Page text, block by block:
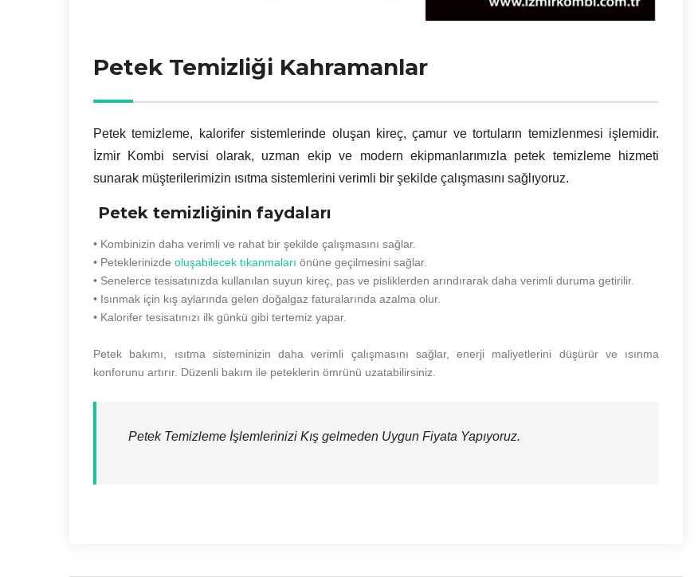
Petek Temizliği Kahramanlar
Petek temizleme, kalorifer sistemlerinde oluşan kireç, çamur ve tortuların temizlenmesi işlemidir.
İzmir Kombi servisi olarak, uzman ekip ve modern ekipmanlarımızla petek temizleme hizmeti
sunarak müşterilerimizin ısıtma sistemlerini verimli bir şekilde çalışmasını sağlıyoruz.
Petek temizliğinin faydaları
• Kombinizin daha verimli ve rahat bir şekilde çalışmasını sağlar.
• Peteklerinizde oluşabilecek tıkanmaları önüne geçilmesini sağlar.
• Senelerce tesisatınızda kullanılan suyun kireç, pas ve pisliklerden arındırarak daha verimli duruma getirilir.
• Isınmak için kış aylarında gelen doğalgaz faturalarında azalma olur.
• Kalorifer tesisatınızı ilk günkü gibi tertemiz yapar.
Petek bakımı, ısıtma sisteminizin daha verimli çalışmasını sağlar, enerji maliyetlerini düşürür ve ısınma
konforunu artırır. Düzenli bakım ile peteklerin ömrünü uzatabilirsiniz.
Petek Temizleme İşlemlerinizi Kış gelmeden Uygun Fiyata Yapıyoruz.